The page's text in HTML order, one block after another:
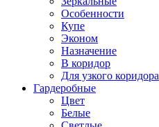
Особенности
Купе
Эконом
Назначение
В коридор
Для узкого коридора
Гардеробные
Цвет
Белые